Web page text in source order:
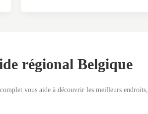
régional Belgique
vous aide à découvrir les meilleurs endroits,